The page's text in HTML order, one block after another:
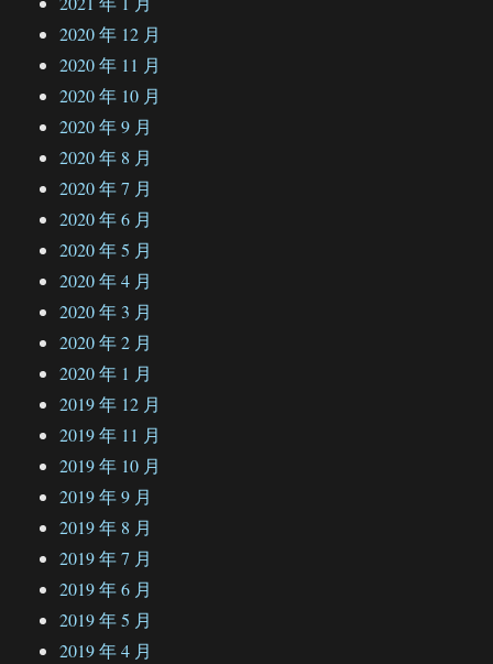
2020 年 12 月
2020 年 11 月
2020 年 10 月
2020 年 9 月
2020 年 8 月
2020 年 7 月
2020 年 6 月
2020 年 5 月
2020 年 4 月
2020 年 3 月
2020 年 2 月
2020 年 1 月
2019 年 12 月
2019 年 11 月
2019 年 10 月
2019 年 9 月
2019 年 8 月
2019 年 7 月
2019 年 6 月
2019 年 5 月
2019 年 4 月